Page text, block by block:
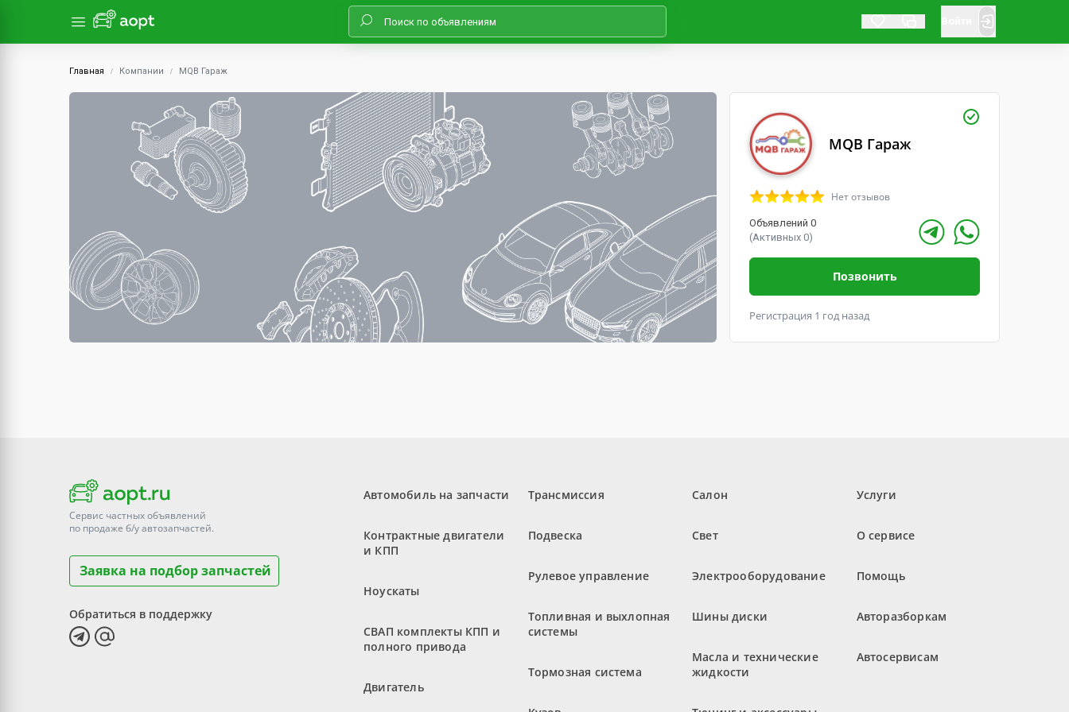
Главная Компании MQB Гараж
MQB Гараж
Нет отзывов
Объявлений 0
(Активных 0)
Позвонить
Регистрация 1 год назад
Сервис частных объявлений
по продаже б/уавтозапчастей.
Заявка на подбор запчастей
Обратиться в поддержку
Автомобиль на запчасти
Контрактные двигатели
и КПП
Ноускаты
СВАП комплекты КПП и
полного привода
Двигатель
Трансмиссия
Подвеска
Рулевое управление
Топливная и выхлопная
системы
Тормозная система
Салон
Свет
Электрооборудование
Шины диски
Масла и технические
жидкости
Услуги
О сервисе
Помощь
Авторазборкам
Автосервисам